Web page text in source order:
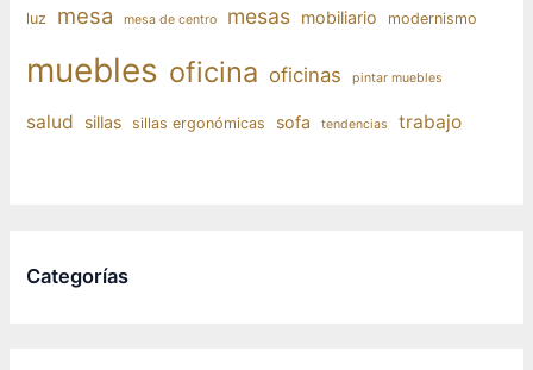
luz mesa mesa de centro mesas mobiliario modernismo
muebles oficina oficinas pintar muebles
salud sillas sillas ergonómicas sofa tendencias trabajo
Categorías